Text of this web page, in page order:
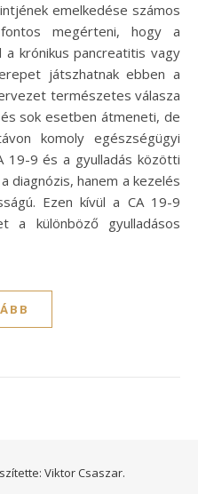
emelkedése számos
megérteni, hogy a
a krónikus pancreatitis vagy
játszhatnak ebben a
természetes válasza
sok esetben átmeneti, de
komoly egészségügyi
19-9 és a gyulladás közötti
diagnózis, hanem a kezelés
Ezen kívül a CA 19-9
a különböző gyulladásos
Viktor Csaszar.